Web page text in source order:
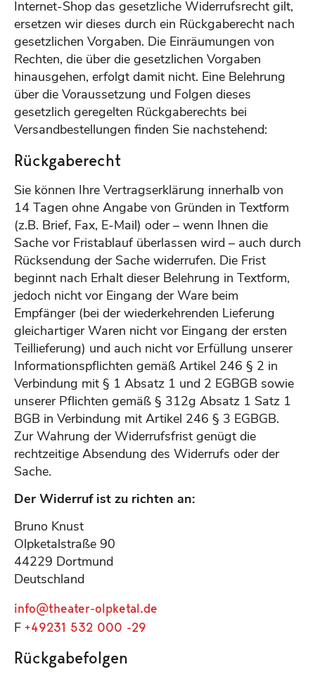
Internet-Shop das gesetzliche Widerrufsrecht gilt,
ersetzen wir dieses durch ein Rückgaberecht nach
gesetzlichen Vorgaben. Die Einräumungen von
Rechten, die über die gesetzlichen Vorgaben
hinausgehen, erfolgt damit nicht. Eine Belehrung
über die Voraussetzung und Folgen dieses
gesetzlich geregelten Rückgaberechts bei
Versandbestellungen finden Sie nachstehend:
Rückgaberecht
Sie können Ihre Vertragserklärung innerhalb von
14 Tagen ohne Angabe von Gründen in Textform
(z.B. Brief, Fax, E-Mail) oder – wenn Ihnen die
Sache vor Fristablauf überlassen wird – auch durch
Rücksendung der Sache widerrufen. Die Frist
beginnt nach Erhalt dieser Belehrung in Textform,
jedoch nicht vor Eingang der Ware beim
Empfänger (bei der wiederkehrenden Lieferung
gleichartiger Waren nicht vor Eingang der ersten
Teillieferung) und auch nicht vor Erfüllung unserer
Informationspflichten gemäß Artikel 246 § 2 in
Verbindung mit § 1 Absatz 1 und 2 EGBGB sowie
unserer Pflichten gemäß § 312g Absatz 1 Satz 1
BGB in Verbindung mit Artikel 246 § 3 EGBGB.
Zur Wahrung der Widerrufsfrist genügt die
rechtzeitige Absendung des Widerrufs oder der
Sache.
Der Widerruf ist zu richten an:
Bruno Knust
Olpketalstraße 90
44229 Dortmund
Deutschland
info@theater-olpketal.de
F +49231 532 000 -29
Rückgabefolgen